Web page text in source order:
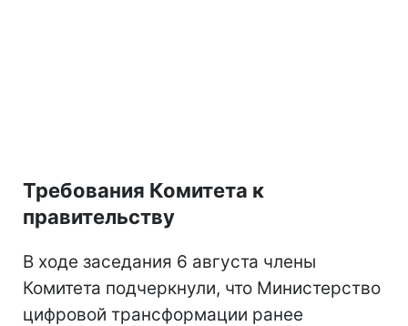
Требования Комитета к
правительству
В ходе заседания 6 августа члены
Комитета подчеркнули, что Министерство
цифровой трансформации ранее